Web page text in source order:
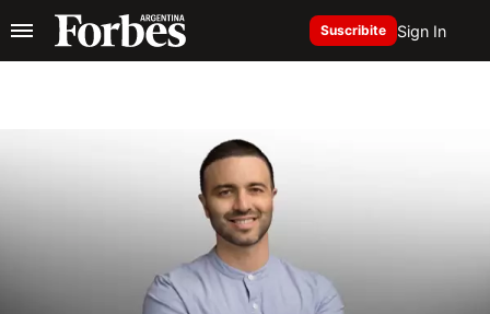
Suscribite Sign In